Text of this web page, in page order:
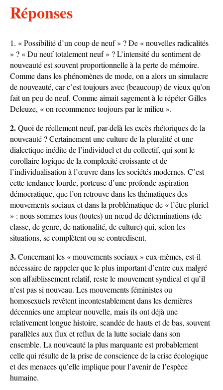
Réponses
1. « Possibilité d’un coup de neuf » ? De « nouvelles radicalités
» ? « Du neuf totalement neuf » ? L’intensité du sentiment de
nouveauté est souvent proportionnelle à la perte de mémoire.
Comme dans les phénomènes de mode, on a alors un simulacre
de nouveauté, car c’est toujours avec (beaucoup) de vieux qu’on
fait un peu de neuf. Comme aimait sagement à le répéter Gilles
Deleuze, « on recommence toujours par le milieu ».
2.Quoi de réellement neuf, par-delà les excès rhétoriques de la
nouveauté ? Certainement une culture de la pluralité et une
dialectique inédite de l’individuel et du collectif, qui sont le
corollaire logique de la complexité croissante et de
l’individualisation à l’œuvre dans les sociétés modernes. C’est
cette tendance lourde, porteuse d’une profonde aspiration
démocratique, que l’on retrouve dans les thématiques des
mouvements sociaux et dans la problématique de « l’être pluriel
» : nous sommes tous (toutes) un nœud de déterminations (de
classe, de genre, de nationalité, de culture) qui, selon les
situations, se complètent ou se contredisent.
3.Concernant les « mouvements sociaux » eux-mêmes, est-il
nécessaire de rappeler que le plus important d’entre eux malgré
son affaiblissement relatif, reste le mouvement syndical et qu’il
n’est pas si nouveau. Les mouvements féministes ou
homosexuels revêtent incontestablement dans les dernières
décennies une ampleur nouvelle, mais ils ont déjà une
relativement longue histoire, scandée de hauts et de bas, souvent
parallèles aux flux et reflux de la lutte sociale dans son
ensemble. La nouveauté la plus marquante est probablement
celle qui résulte de la prise de conscience de la crise écologique
et des menaces qu’elle implique pour l’avenir de l’espèce
humaine.